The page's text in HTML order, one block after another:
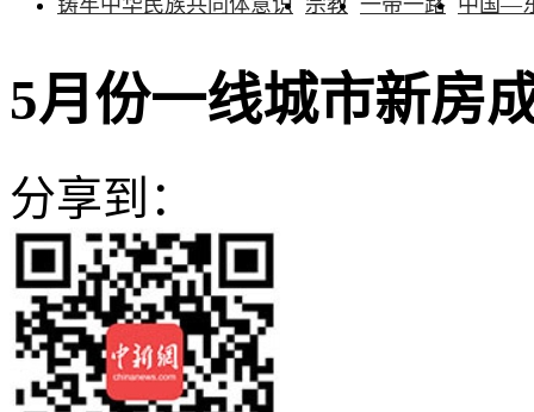
铸牢中华民族共同体意识 宗教 一带一路 中国—
5月份一线城市新房
分享到：